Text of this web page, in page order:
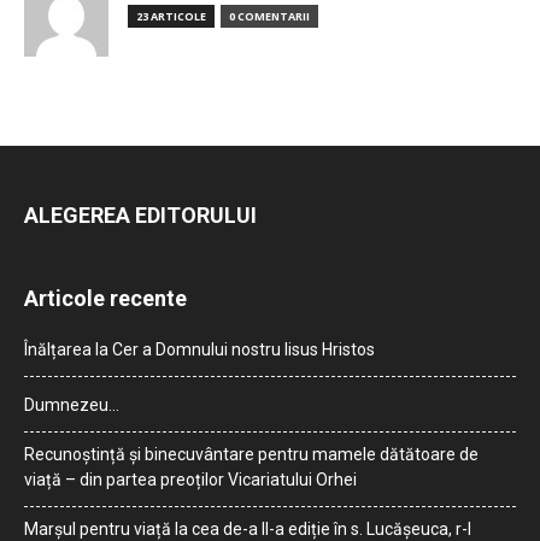
23 ARTICOLE 0 COMENTARII
ALEGEREA EDITORULUI
Articole recente
Înălțarea la Cer a Domnului nostru Iisus Hristos
Dumnezeu…
Recunoștință și binecuvântare pentru mamele dătătoare de
viață – din partea preoților Vicariatului Orhei
Marșul pentru viață la cea de-a II-a ediție în s. Lucășeuca, r-l